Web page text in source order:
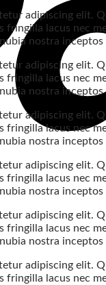
adipiscing elit.
fringilla lacus nec
nostra inceptos
adipiscing elit.
fringilla lacus nec
nostra inceptos
adipiscing elit.
fringilla lacus nec
nostra inceptos
adipiscing elit.
fringilla lacus nec
nostra inceptos
adipiscing elit.
fringilla lacus nec
nostra inceptos
adipiscing elit.
fringilla lacus nec